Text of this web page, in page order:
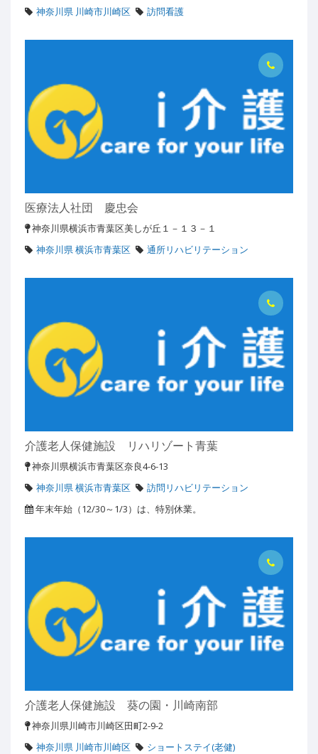
神奈川県 川崎市川崎区 訪問看護
医療法人社団 慶忠会
神奈川県横浜市青葉区美しが丘１－１３－１
神奈川県 横浜市青葉区
通所リハビリテーション
介護老人保健施設 リハリゾート青葉
神奈川県横浜市青葉区奈良4-6-13
神奈川県 横浜市青葉区
訪問リハビリテーション
年末年始（12/30～1/3）は、特別休業。
介護老人保健施設 葵の園・川崎南部
神奈川県川崎市川崎区田町2-9-2
神奈川県 川崎市川崎区
ショートステイ(老健)